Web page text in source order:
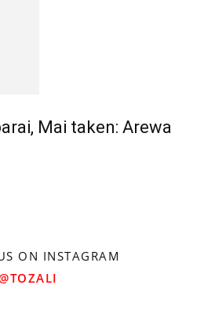
Mai taken: Arewa
ON INSTAGRAM